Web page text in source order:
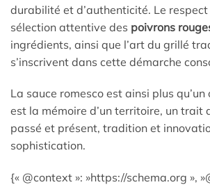
durabilité et d’authenticité. Le
sélection attentive des poivrons
ingrédients, ainsi que l’art du grillé
s’inscrivent dans cette démarche
La sauce romesco est ainsi plus qu’un
est la mémoire d’un territoire, un trait
passé et présent, tradition et
sophistication.
{« @context »: »https://schema.org »,